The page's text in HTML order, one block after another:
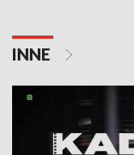
INNE